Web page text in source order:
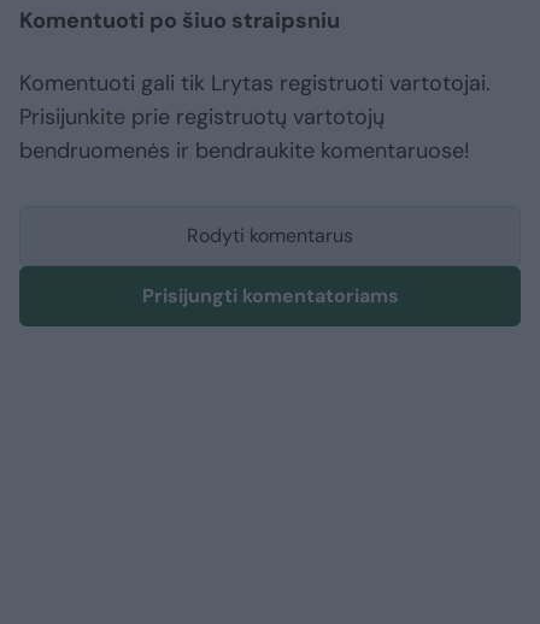
Komentuoti po šiuo straipsniu
Komentuoti gali tik Lrytas registruoti vartotojai.
Prisijunkite prie registruotų vartotojų
bendruomenės ir bendraukite komentaruose!
Rodyti komentarus
Prisijungti komentatoriams